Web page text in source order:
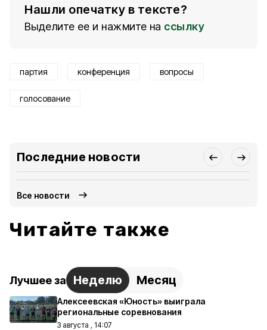
Нашли опечатку в тексте?
Выделите ее и нажмите на ссылку
партия конференция вопросы
голосование
Последние новости
Все новости
Читайте также
Лучшее за Неделю Месяц
Алексеевская «Юность» выиграла
региональные соревнования
3 августа , 14:07